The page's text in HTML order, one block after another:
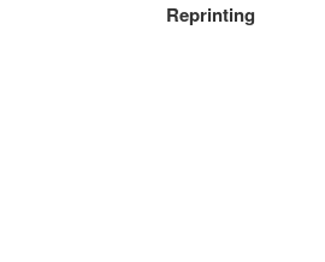
Reprinting